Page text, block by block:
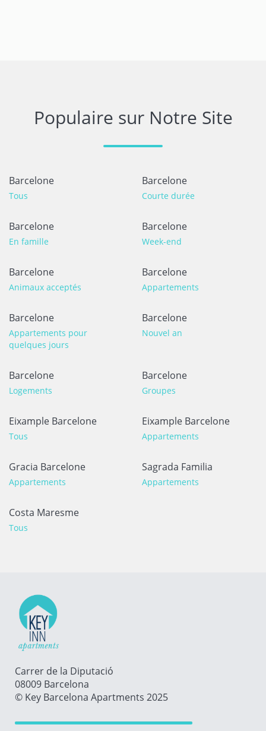
Populaire sur Notre Site
Barcelone
Tous
Barcelone
Courte durée
Barcelone
En famille
Barcelone
Week-end
Barcelone
Animaux acceptés
Barcelone
Appartements
Barcelone
Appartements pour
quelques jours
Barcelone
Nouvel an
Barcelone
Logements
Barcelone
Groupes
Eixample Barcelone
Tous
Eixample Barcelone
Appartements
Gracia Barcelone
Appartements
Sagrada Familia
Appartements
Costa Maresme
Tous
Carrer de la Diputació
08009 Barcelona
© Key Barcelona Apartments 2025